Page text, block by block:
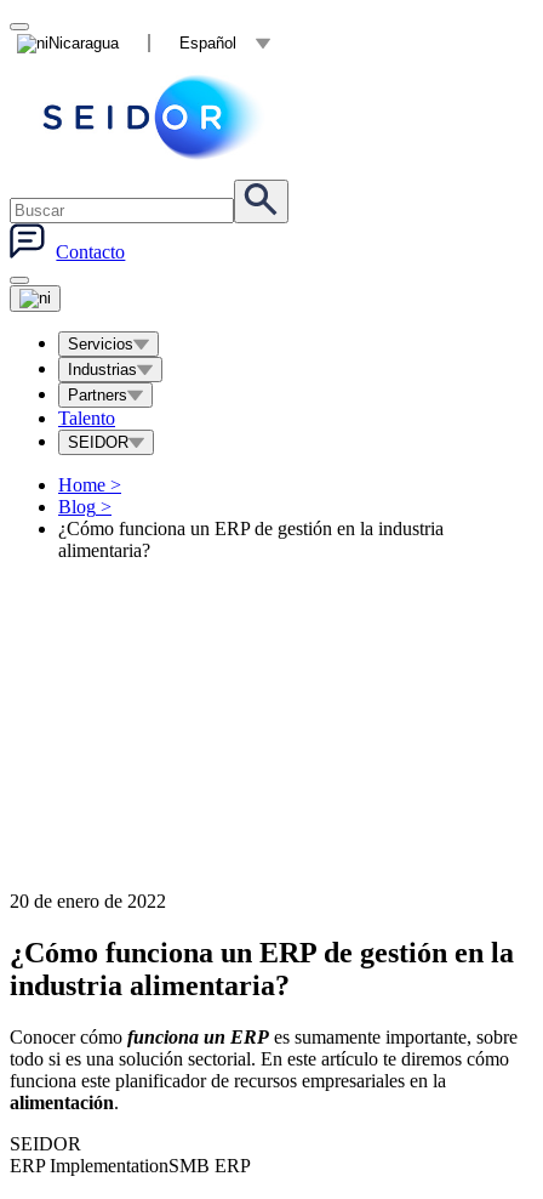
Nicaragua Español
Contacto
Servicios
Industrias
Partners
Talento
SEIDOR
Home >
Blog >
¿Cómo funciona un ERP de gestión en la industria
alimentaria?
20 de enero de 2022
¿Cómo funciona un ERP de gestión en la
industria alimentaria?
Conocer cómo funciona un ERP es sumamente importante, sobre
todo si es una solución sectorial. En este artículo te diremos cómo
funciona este planificador de recursos empresariales en la
alimentación.
SEIDOR
ERP ImplementationSMB ERP